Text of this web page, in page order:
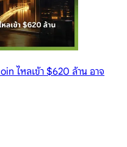
ไหลเข้า $620 ล้าน อาจ